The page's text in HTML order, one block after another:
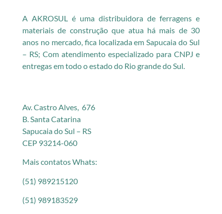
A AKROSUL é uma distribuidora de ferragens e
materiais de construção que atua há mais de 30
anos no mercado, fica localizada em Sapucaia do Sul
– RS; Com atendimento especializado para CNPJ e
entregas em todo o estado do Rio grande do Sul.
Av. Castro Alves, 676
B. Santa Catarina
Sapucaia do Sul – RS
CEP 93214-060
Mais contatos Whats:
(51) 989215120
(51) 989183529